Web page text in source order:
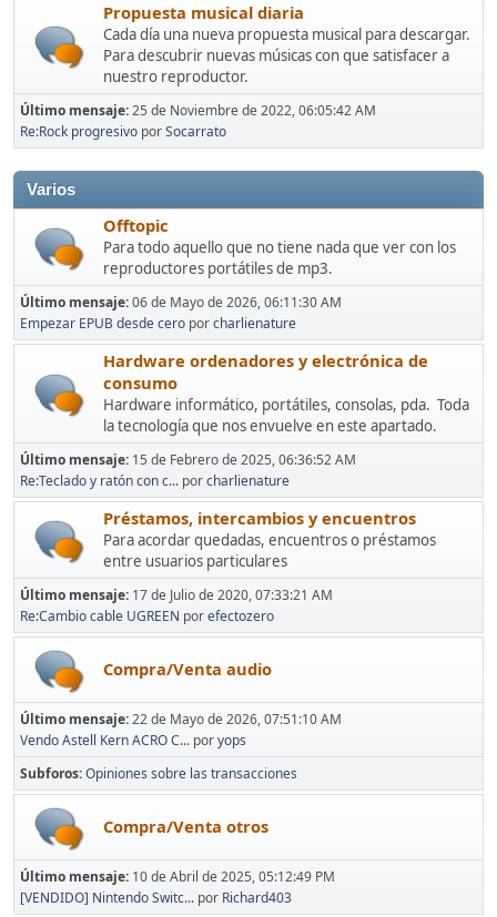
Propuesta musical diaria
Cada día una nueva propuesta musical para descargar.
Para descubrir nuevas músicas con que satisfacer a
nuestro reproductor.
Último mensaje:25 de Noviembre de 2022, 06:05:42 AM
Re:Rock progresivo porSocarrato
Varios
Offtopic
Para todo aquello que no tiene nada que ver con los
reproductores portátiles de mp3.
Último mensaje:06 de Mayo de 2026, 06:11:30 AM
Empezar EPUB desde cero porcharlienature
Hardware ordenadores y electrónica de
consumo
Hardware informático, portátiles, consolas, pda. Toda
la tecnología que nos envuelve en este apartado.
Último mensaje: 15 de Febrero de 2025, 06:36:52 AM
Re:Teclado y ratón con c... porcharlienature
Préstamos, intercambios y encuentros
Para acordar quedadas, encuentros o préstamos
entre usuarios particulares
Último mensaje: 17 de Julio de 2020, 07:33:21 AM
Re:Cambio cable UGREEN porefectozero
Compra/Venta audio
Último mensaje:22 de Mayo de 2026, 07:51:10 AM
Vendo Astell Kern ACRO C... poryops
Subforos Opiniones sobre las transacciones
Compra/Venta otros
Último mensaje: 10 de Abril de 2025, 05:12:49 PM
[VENDIDO] Nintendo Switc... por Richard403